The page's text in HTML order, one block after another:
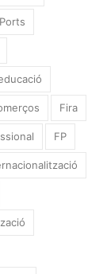
Fira
FP